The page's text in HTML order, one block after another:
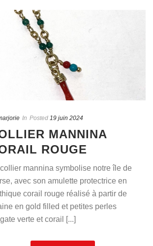
In Posted 19 juin 2024
MANNINA
ROUGE
mannina symbolise notre île de
avec son amulette protectrice en
corail rouge réalisé à partir de
en gold filled et petites perles
verte et corail [...]